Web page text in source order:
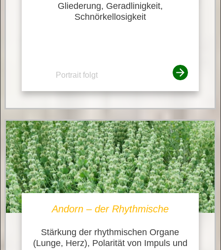
Gliederung, Geradlinigkeit,
Schnörkellosigkeit
Portrait folgt
Andorn – der Rhythmische
Stärkung der rhythmischen Organe
(Lunge, Herz), Polarität von Impuls und